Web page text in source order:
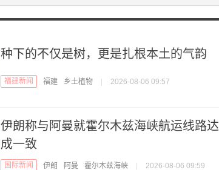
种下的不仅是树，更是扎根本土的气韵
福建新闻 福建 乡土植物 2026-08-06 09:57
伊朗称与阿曼就霍尔木兹海峡航运线路达
成一致
国际新闻 伊朗 阿曼 霍尔木兹海峡 2026-08-06 09:59